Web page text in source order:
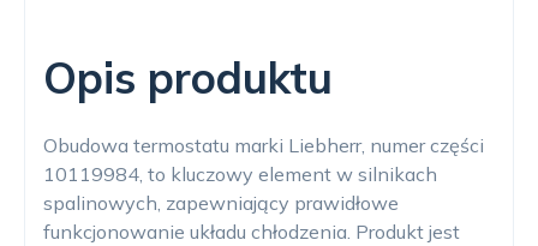
Opis produktu
Obudowa termostatu marki Liebherr, numer części
10119984, to kluczowy element w silnikach
spalinowych, zapewniający prawidłowe
funkcjonowanie układu chłodzenia. Produkt jest